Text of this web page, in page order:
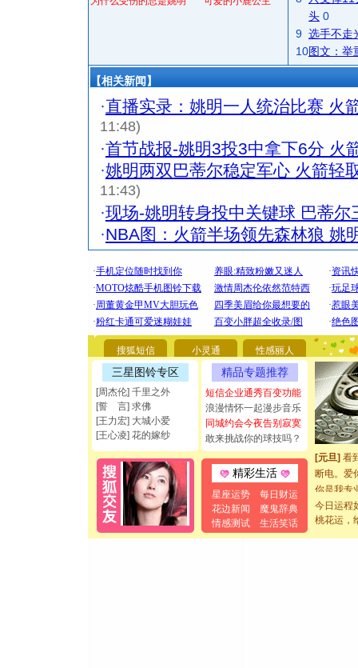
头 0
9 选手不走
10图文：举
【相关新闻】
·直播实录：姚明一人统治比赛 火
11:48)
·首节战报-姚明3投3中拿下6分 火
·姚明两双巴蒂尔稳定军心 火箭轻
11:43)
·现场-姚明转身投中关键球 巴蒂尔
·NBA图：火箭半场领先森林狼 姚
搜狐短信 小灵通 性感丽人
三星图铃专区
[周杰伦] 千里之外
[誓 言] 求佛
[王力宏] 大城小爱
[王心凌] 花的嫁纱
精品专题推荐
短信企业通秀百变功能
浪漫情怀一起漫步音乐
同城约会今夜告别寂寞
敢来挑战你的球技吗？
精彩生活
星座运势
每日财运
花边新闻
魔鬼辞典
情感测试
生活笑话
[圣诞节]
你太多，
要平安！
[圣诞节]
能正大光
都要快乐
[圣诞节]
如意,快
[元旦]
看
断电。爱
你是我专
[元旦]
如
起；二是
今日运程
桃花运，